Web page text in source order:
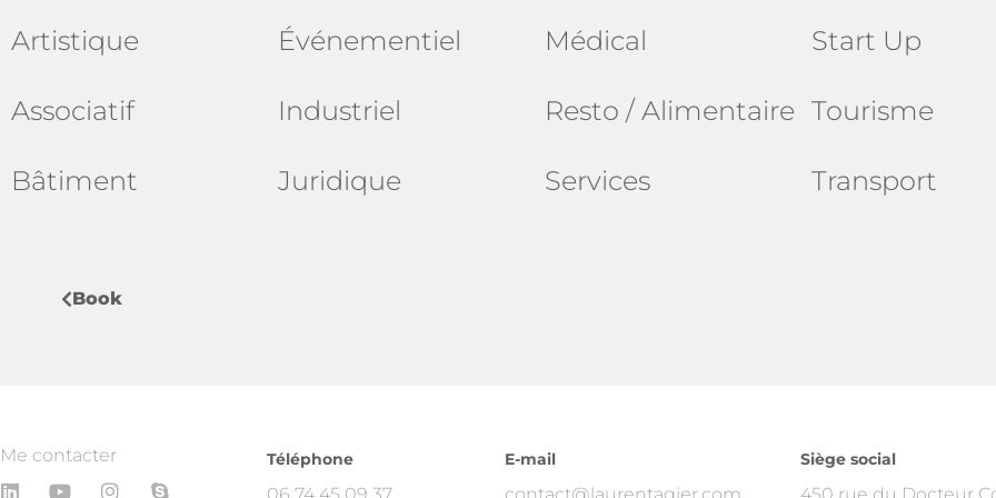
Artistique
Associatif
Bâtiment
Événementiel
Industriel
Juridique
Médical
Resto / Alimentaire
Services
Start Up
Tourisme
Transport
Book
Me contacter
L
Y
I
S
Téléphone E-mail Siège social